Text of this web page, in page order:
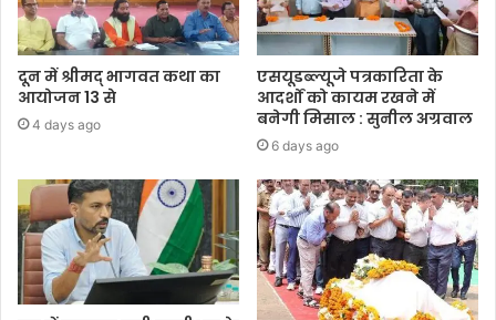
दून में श्रीमद् भागवत कथा का
आयोजन 13 से
4 days ago
एसयूडब्ल्यूजे पत्रकारिता के
आदर्शों को कायम रखने में
बनेगी मिसाल : सुनील अग्रवाल
6 days ago